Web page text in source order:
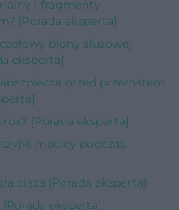
i fragmenty
[Porada eksperta]
błony śluzowej
eksperta]
przed przerostem
[Porada eksperta]
macicy podczas
ciąża [Porada eksperta]
[Porada eksperta]